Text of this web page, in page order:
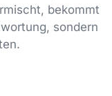
bekommt
sondern